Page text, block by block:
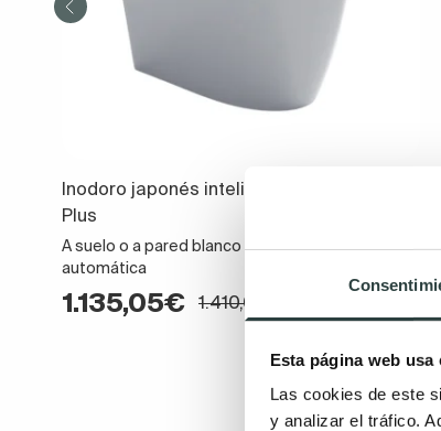
Esta página web usa
Las cookies de este
y analizar el tráfico.
Inodoro japonés inteligente Nashi Ovian
Plus
A suelo o a pared blanco tank less tapa
automática
1.135,05€ 1.410,00€